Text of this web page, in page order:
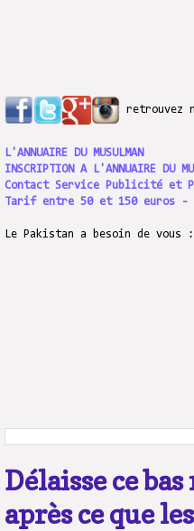
retrouvez
L'ANNUAIRE DU MUSULMAN
INSCRIPTION A L'ANNUAIRE DU
Contact Service Publicité et
Tarif entre 50 et 150 euros
Le Pakistan a besoin de vous :
Délaisse ce
après ce que